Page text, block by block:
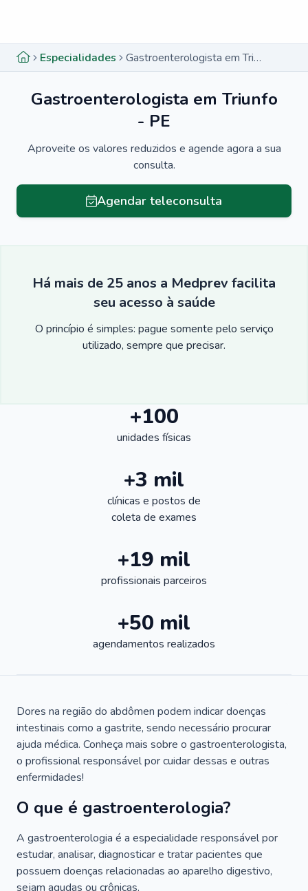
Especialidades Gastroenterologista em Triunfo - PE
Gastroenterologista em Triunfo
- PE
Aproveite os valores reduzidos e agende agora a sua
consulta.
Agendar teleconsulta
Há mais de 25 anos a Medprev facilita
seu acesso à saúde
O princípio é simples: pague somente pelo serviço
utilizado, sempre que precisar.
+100
unidades físicas
+3 mil
clínicas e postos de
coleta de exames
+19 mil
profissionais parceiros
+50 mil
agendamentos realizados
Dores na região do abdômen podem indicar doenças
intestinais como a gastrite, sendo necessário procurar
ajuda médica. Conheça mais sobre o gastroenterologista,
o profissional responsável por cuidar dessas e outras
enfermidades!
O que é gastroenterologia?
A gastroenterologia é a especialidade responsável por
estudar, analisar, diagnosticar e tratar pacientes que
possuem doenças relacionadas ao aparelho digestivo,
sejam agudas ou crônicas.